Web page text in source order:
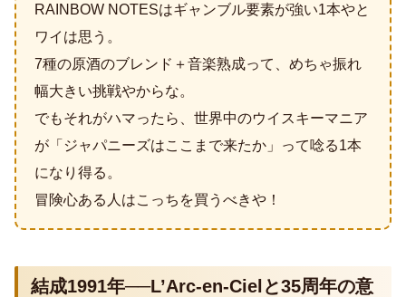
RAINBOW NOTESはギャンブル要素が強い1本やと
ワイは思う。
7種の原酒のブレンド＋音楽熟成って、めちゃ振れ
幅大きい挑戦やからな。
でもそれがハマったら、世界中のウイスキーマニア
が「ジャパニーズはここまで来たか」って唸る1本
になり得る。
冒険心ある人はこっちを買うべきや！
結成1991年──L’Arc-en-Cielと35周年の意